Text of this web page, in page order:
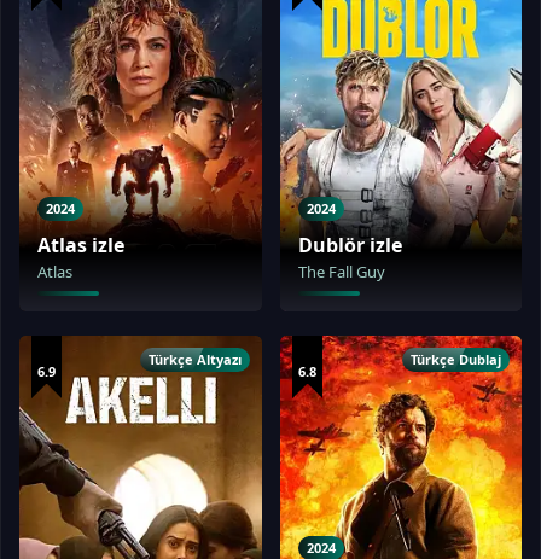
2024
Atlas izle
Atlas
2024
Dublör izle
The Fall Guy
6.9
Türkçe Altyazı
6.8
Türkçe Dublaj
2024